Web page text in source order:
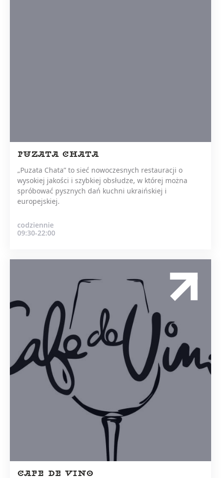
PUZATA CHATA
„Puzata Chata” to sieć nowoczesnych restauracji o
wysokiej jakości i szybkiej obsłudze, w której można
spróbować pysznych dań kuchni ukraińskiej i
europejskiej.
codziennie
09:30-22:00
CAFE DE VINO